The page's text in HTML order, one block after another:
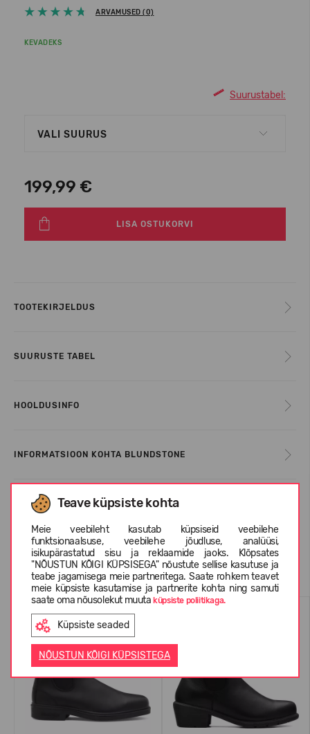
Teave küpsiste kohta
Meie veebileht kasutab küpsiseid veebilehe
funktsionaalsuse, veebilehe jõudluse, analüüsi,
isikupärastatud sisu ja reklaamide jaoks. Klõpsates
"NÕUSTUN KÕIGI KÜPSISEGA" nõustute sellise kasutuse ja
teabe jagamisega meie partneritega. Saate rohkem teavet
meie küpsiste kasutamise ja partnerite kohta ning samuti
saate oma nõusolekut muutaküpsiste poliitikaga.
Küpsiste seaded
NÕUSTUN KÕIGI KÜPSISTEGA
ARVAMUSED (0)
KEVADEKS
Suurustabel:
VALI SUURUS
199,99 €
LISA OSTUKORVI
TOOTEKIRJELDUS
SUURUSTE TABEL
HOOLDUSINFO
INFORMATSIOON KOHTA BLUNDSTONE
KLIENTIDE ARVUSTUSED (0)
Sarnased tooted